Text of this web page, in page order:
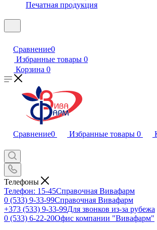
Печатная продукция
Сравнение0
Избранные товары 0
Корзина 0
Сравнение0 Избранные товары 0
Телефоны
Телефон: 15-45Справочная Вивафарм
0 (533) 9-33-99Справочная Вивафарм
+373 (533) 9-33-99Для звонков из-за рубежа
0 (533) 6-22-20Офис компании "Вивафарм"